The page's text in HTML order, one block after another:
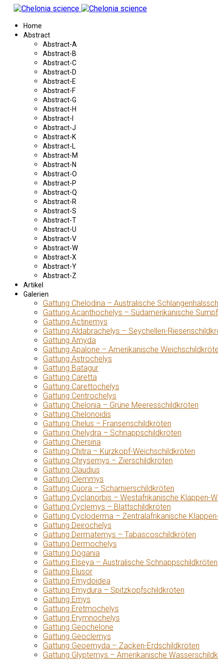
Home
Abstract
Abstract-A
Abstract-B
Abstract-C
Abstract-D
Abstract-E
Abstract-F
Abstract-G
Abstract-H
Abstract-I
Abstract-J
Abstract-K
Abstract-L
Abstract-M
Abstract-N
Abstract-O
Abstract-P
Abstract-Q
Abstract-R
Abstract-S
Abstract-T
Abstract-U
Abstract-V
Abstract-W
Abstract-X
Abstract-Y
Abstract-Z
Artikel
Galerien
Gattung Chelodina – Australische
Gattung Acanthochelys – Südamerikanische
Gattung Actinemys
Gattung Aldabrachelys – Seychellen-
Gattung Amyda
Gattung Apalone – Amerikanische
Gattung Astrochelys
Gattung Batagur
Gattung Caretta
Gattung Carettochelys
Gattung Centrochelys
Gattung Chelonia – Grüne Meeresschildkröten
Gattung Chelonoidis
Gattung Chelus – Fransenschildkröten
Gattung Chelydra – Schnappschildkröten
Gattung Chersina
Gattung Chitra – Kurzkopf-Weichschildkröten
Gattung Chrysemys – Zierschildkröten
Gattung Claudius
Gattung Clemmys
Gattung Cuora – Scharnierschildkröten
Gattung Cyclanorbis – Westafrikanische Klappen-
Gattung Cyclemys – Blattschildkröten
Gattung Cycloderma – Zentralafrikanische
Gattung Deirochelys
Gattung Dermatemys – Tabascoschildkröten
Gattung Dermochelys
Gattung Dogania
Gattung Elseya – Australische Schnappschildkröten
Gattung Elusor
Gattung Emydoidea
Gattung Emydura – Spitzkopfschildkröten
Gattung Emys
Gattung Eretmochelys
Gattung Erymnochelys
Gattung Geochelone
Gattung Geoclemys
Gattung Geoemyda – Zacken-Erdschildkröten
Gattung Glyptemys – Amerikanische